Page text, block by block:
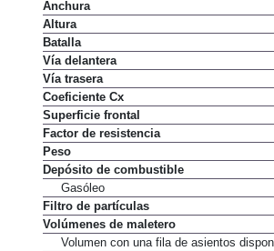
Anchura
Altura
Batalla
Vía delantera
Vía trasera
Coeficiente Cx
Superficie frontal
Factor de resistencia
Peso
Depósito de combustible
Gasóleo
Filtro de partículas
Volúmenes de maletero
Volumen con una fila de asientos